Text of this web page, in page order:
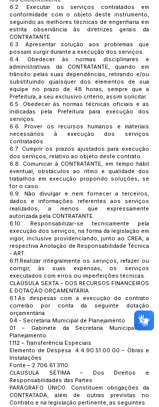
6.2. Executar os serviços contratados em
conformidade com o objeto deste instrumento,
seguindo as melhores técnicas de engenharia em
estrita observância às diretrizes gerais da
CONTRATANTE.
6.3. Apresentar solução aos problemas que
possam surgir durante a execução dos serviços.
6.4. Obedecer às normas disciplinares e
administrativas da CONTRATANTE, quando em
trânsito pelas suas dependências, retirando e/ou
substituindo quaisquer dos elementos de sua
equipe no prazo de 48 horas, sempre que a
Prefeitura, a seu exclusivo critério, assim solicitar.
6.5. Obedecer às normas técnicas oficiais e as
indicadas pela Prefeitura para execução dos
serviços.
6.6. Prover os recursos humanos e materiais
necessários à execução dos serviços
contratados.
6.7. Cumprir os prazos ajustados para execução
dos serviços, relativo ao objeto deste contrato.
6.8. Comunicar à CONTRATANTE, em tempo hábil
eventual, obstáculos ao ritmo e qualidade dos
trabalhos em execução propondo soluções, se
for o caso.
6.9. Não divulgar e nem fornecer a terceiros,
dados e informações referentes aos serviços
realizados, a menos que expressamente
autorizada pela CONTRATANTE.
6.10. Responsabilizar-se tecnicamente pela
execução dos serviços, na forma da legislação em
vigor, inclusive providenciando, junto ao CREA, a
respectiva Anotação de Responsabilidade Técnica
- ART.
6.11.Realizar integralmente os serviços, refazer ou
corrigir, às suas expensas, os serviços
executados com erros ou imperfeições técnicas.
CLAÚSULA SEXTA - DOS RECURSOS FINANCEIROS
E DOTAÇÃO ORÇAMENTÁRIA
6.1.As despesas com a execução do contrato
correrão por conta da seguinte dotação
orçamentária:
04 - Secretaria Municipal de Planejamento.
01 – Gabinete da Secretaria Municipal de
Planejamento.
1.112 – Transferência Especiais
Elemento de Despesa: 4.4.90.51.00.00 – Obras e
Instalações
Fonte – 2.706.61.3110
CLAUSULA SÉTIMA – Dos Direitos e
Responsabilidades das Partes
PARÁGRAFO ÚNICO. Constituem obrigações da
CONTRATADA, além de outras previstas no
Contrato e na legislação pertinente, as seguintes: